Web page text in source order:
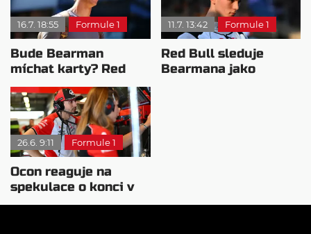
16.7. 18:55 Formule 1
Bude Bearman
míchat karty? Red
Bull mu polichotil
11.7. 13:42 Formule 1
Red Bull sleduje
Bearmana jako
26.6. 9:11 Formule 1
Ocon reaguje na
spekulace o konci v
Haasu